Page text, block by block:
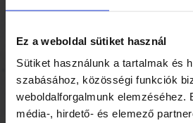
Ez a weboldal sütiket használ
Sütiket használunk a tartalmak és
szabásához, közösségi funkciók
weboldalforgalmunk elemzéséhez.
média-, hirdető- és elemező
elnyeri tetszését termékünk a
készletet küldünk Önnek 8 900 Ft
és csomagolási költségért
könnyedén megváltoztathatja a
időintervallumot igényei szerint!